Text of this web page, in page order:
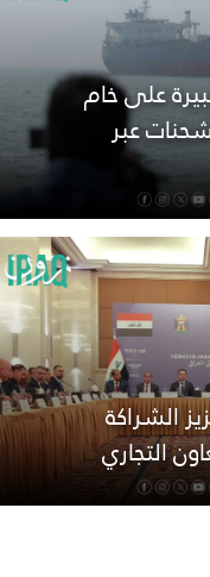
على خام
عبر
الشراكة
التجاري